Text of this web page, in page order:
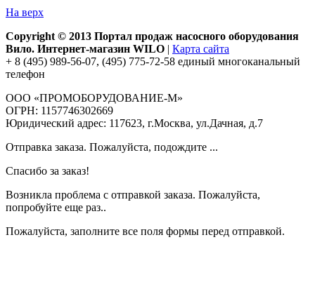
На верх
Copyright © 2013 Портал продаж насосного оборудования
Вило. Интернет-магазин WILO | Карта сайта
+ 8 (495) 989-56-07, (495) 775-72-58 единый многоканальный
телефон
ООО «ПРОМОБОРУДОВАНИЕ-М»
ОГРН: 1157746302669
Юридический адрес: 117623, г.Москва, ул.Дачная, д.7
Отправка заказа. Пожалуйста, подождите ...
Спасибо за заказ!
Возникла проблема с отправкой заказа. Пожалуйста,
попробуйте еще раз..
Пожалуйста, заполните все поля формы перед отправкой.